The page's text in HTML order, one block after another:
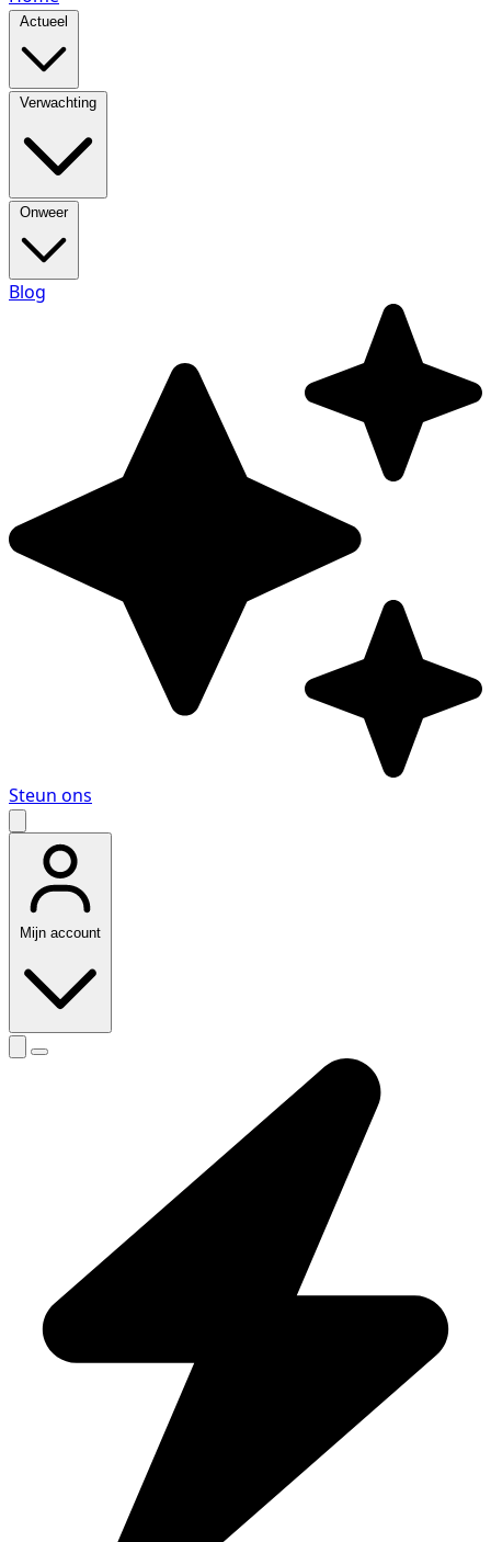
Actueel
Verwachting
Onweer
Blog
Steun ons
Mijn account